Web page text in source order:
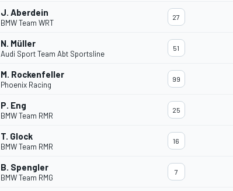
J. Aberdein
BMW Team WRT
27
N. Müller
Audi Sport Team Abt Sportsline
51
M. Rockenfeller
Phoenix Racing
99
P. Eng
BMW Team RMR
25
T. Glock
BMW Team RMR
16
B. Spengler
BMW Team RMG
7